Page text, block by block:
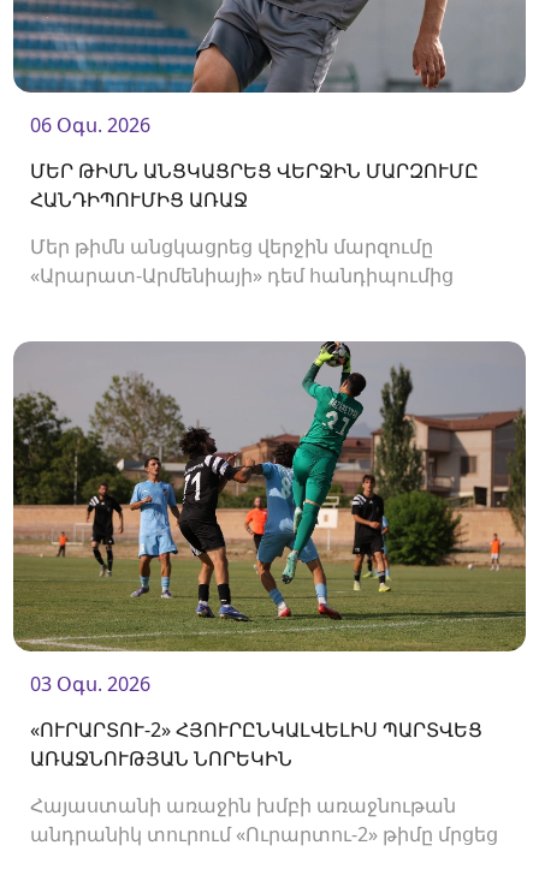
06 Օգս. 2026
ՄԵՐ ԹԻՄՆ ԱՆՑԿԱՑՐԵՑ ՎԵՐՋԻՆ ՄԱՐԶՈՒՄԸ
ՀԱՆԴԻՊՈՒՄԻՑ ԱՌԱՋ
Մեր թիմն անցկացրեց վերջին մարզումը
«Արարատ-Արմենիայի» դեմ հանդիպումից
03 Օգս. 2026
«ՈՒՐԱՐՏՈՒ-2» ՀՅՈՒՐԸՆԿԱԼՎԵԼԻՍ ՊԱՐՏՎԵՑ
ԱՌԱՋՆՈՒԹՅԱՆ ՆՈՐԵԿԻՆ
Հայաստանի առաջին խմբի առաջնութան
անդրանիկ տուրում «Ուրարտու-2» թիմը մրցեց